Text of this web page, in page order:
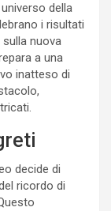
della
i risultati
nuova
a una
inatteso di
decide di
ricordo di